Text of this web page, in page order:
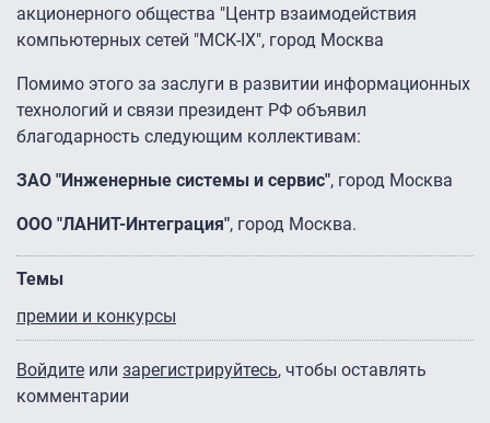
акционерного общества "Центр взаимодействия
компьютерных сетей "МСК-IX", город Москва
Помимо этого за заслуги в развитии информационных
технологий и связи президент РФ объявил
благодарность следующим коллективам:
ЗАО "Инженерные системы и сервис", город Москва
ООО "ЛАНИТ-Интеграция", город Москва.
Темы
премии и конкурсы
Войдите или зарегистрируйтесь, чтобы оставлять
комментарии